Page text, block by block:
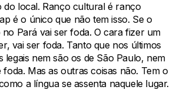
do local. Ranço cultural é ranço
é o único que não tem isso. Se o
Pará vai ser foda. O cara fizer um
vai ser foda. Tanto que nos últimos
legais nem são os de São Paulo, nem
foda. Mas as outras coisas não. Tem o
a língua se assenta naquele lugar.